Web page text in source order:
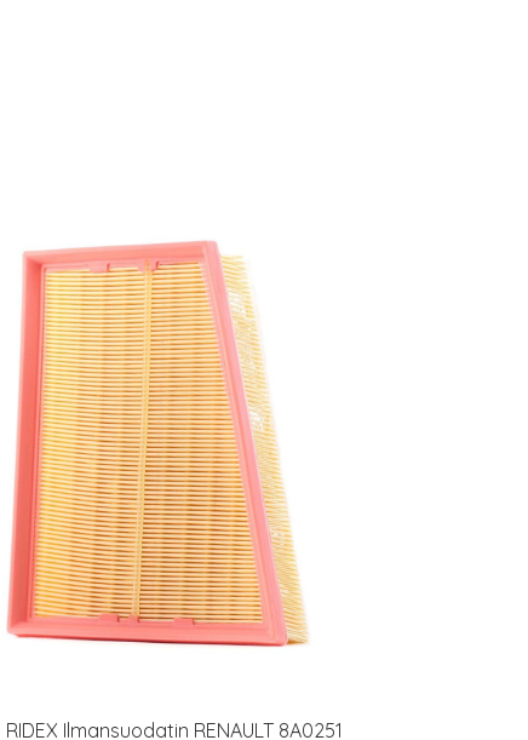
RIDEX Ilmansuodatin RENAULT 8A0251